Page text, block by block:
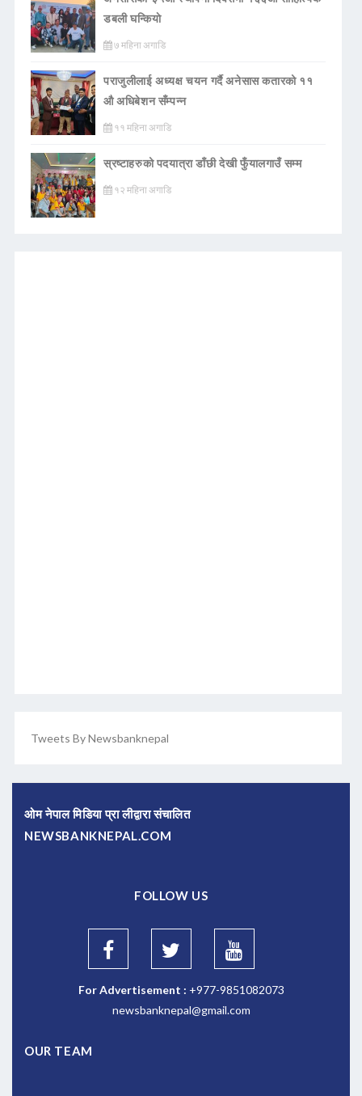
डबली घन्कियाे
७ महिना अगाडि
पराजुलीलाई अध्यक्ष चयन गर्दै अनेसास कतारको ११
औ अधिबेशन सँम्पन्न
११ महिना अगाडि
स्रष्टाहरुको पदयात्रा डाँछी देखी फुँयालगाउँ सम्म
१२ महिना अगाडि
Tweets By Newsbanknepal
ओम नेपाल मिडिया प्रा लीद्वारा संचालित
NEWSBANKNEPAL.COM
FOLLOW US
For Advertisement : +977-9851082073
newsbanknepal@gmail.com
OUR TEAM